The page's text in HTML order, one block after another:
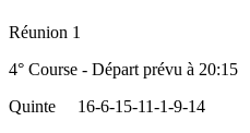
Réunion 1
4° Course - Départ prévu à 20:15
Quinte
16-6-15-11-1-9-14